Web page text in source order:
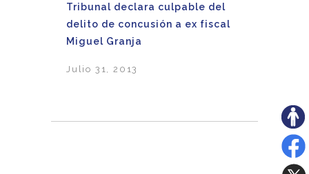
Tribunal declara culpable del
delito de concusión a ex fiscal
Miguel Granja
Julio 31, 2013